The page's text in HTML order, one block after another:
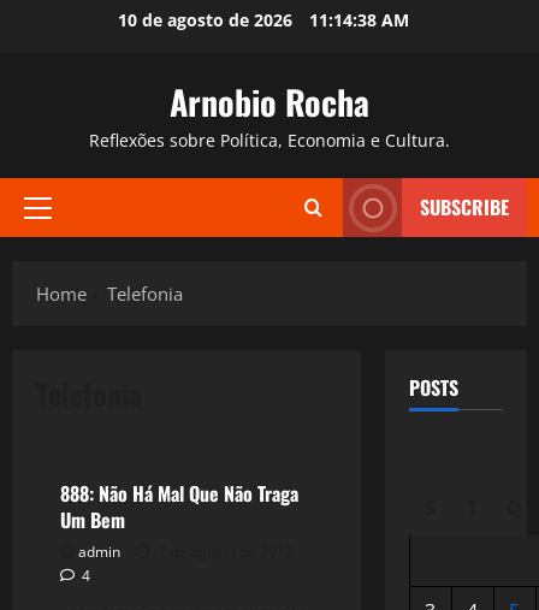
10 de agosto de 2026 11:14:39 AM
Arnobio Rocha
Reflexões sobre Política, Economia e Cultura.
Primary
SUBSCRIBE
Home Telefonia
888: Não Há Mal Que Não Traga
Um Bem
admin
4
POSTS